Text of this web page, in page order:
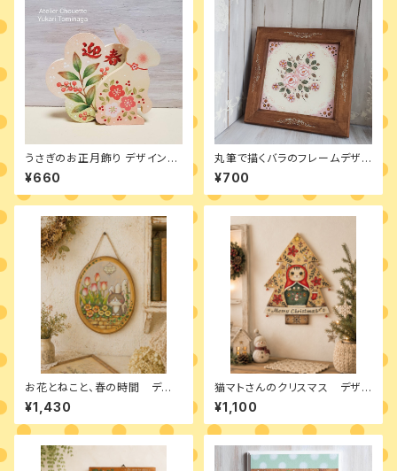
うさぎのお正月飾り デザインパ
ケットのみ 素材無し
¥660
丸筆で描くバラのフレームデザイ
ンパケット
¥700
お花とねこと、春の時間 デザ
インパケット
¥1,430
猫マトさんのクリスマス デザイ
ンパケット
¥1,100